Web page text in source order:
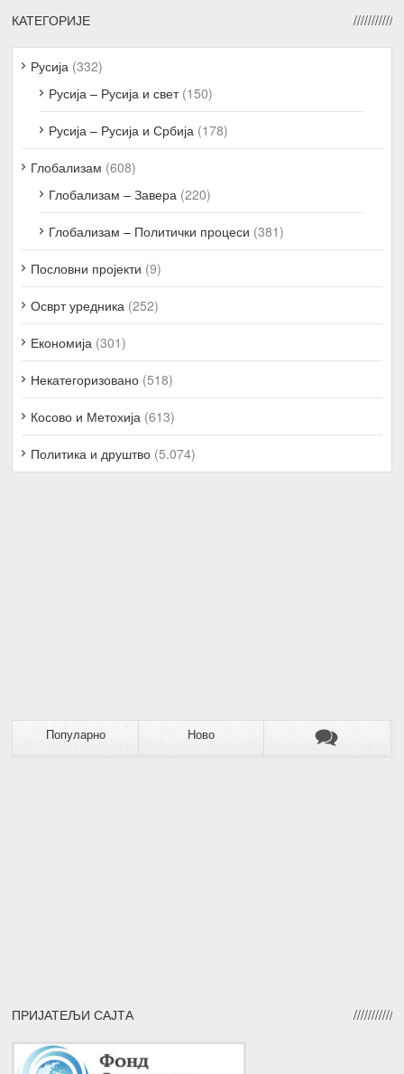
КАТЕГОРИЈЕ
Русија (332)
Русија – Русија и свет(150)
Русија – Русија и Србија (178)
Глобализам (608)
Глобализам – Завера (220)
Глобализам – Политички процеси (381)
Пословни пројекти (9)
Осврт уредника (252)
Економија (301)
Некатегоризовано (518)
Косово и Метохија (613)
Политика и друштво (5.074)
Популарно Ново
ПРИЈАТЕЉИ САЈТА